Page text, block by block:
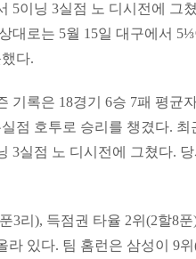
5이닝 3실점 노 디시전에 그
대로는 5월 15일 대구에서 5⅓
다.
기록은 18경기 6승 7패 평균
점 호투로 승리를 챙겼다. 최
3실점 노 디시전에 그쳤다.
3리), 득점권 타율 2위(2할8푼
라 있다. 팀 홈런은 삼성이 9위